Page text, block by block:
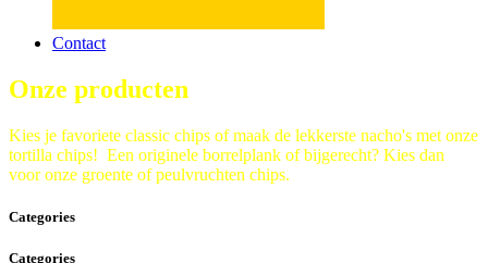
Contact
Onze producten
Kies je favoriete classic chips of maak de lekkerste nacho's met onze
tortilla chips! Een originele borrelplank of bijgerecht? Kies dan
voor onze groente of peulvruchten chips.
Categories
Categories